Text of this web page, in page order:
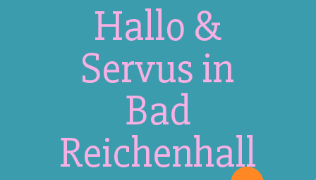
Hallo &
Servus in
Bad
Reichenhall